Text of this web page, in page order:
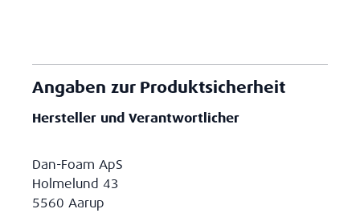
Angaben zur Produktsicherheit
Hersteller und Verantwortlicher
Dan-Foam ApS
Holmelund 43
5560 Aarup